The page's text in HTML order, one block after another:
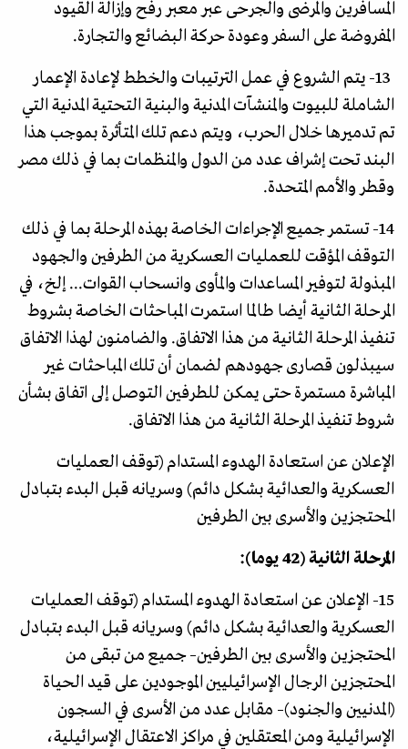
المسافرين والمرضى والجرحى عبر معبر رفح وإزالة القيود
المفروضة على السفر وعودة حركة البضائع والتجارة.
13- يتم الشروع في عمل الترتيبات والخطط لإعادة الإعمار
الشاملة للبيوت والمنشآت المدنية والبنية التحتية المدنية التي
تم تدميرها خلال الحرب، ويتم دعم تلك المتأثرة بموجب هذا
البند تحت إشراف عدد من الدول والمنظمات بما في ذلك مصر
وقطر والأمم المتحدة.
14- تستمر جميع الإجراءات الخاصة بهذه المرحلة بما في ذلك
التوقف المؤقت للعمليات العسكرية من الطرفين والجهود
المبذولة لتوفير المساعدات والمأوى وانسحاب القوات... إلخ، في
المرحلة الثانية أيضا طالما استمرت المباحثات الخاصة بشروط
تنفيذ المرحلة الثانية من هذا الاتفاق. والضامنون لهذا الاتفاق
سيبذلون قصارى جهودهم لضمان أن تلك المباحثات غير
المباشرة مستمرة حتى يمكن للطرفين التوصل إلى اتفاق بشأن
شروط تنفيذ المرحلة الثانية من هذا الاتفاق.
الإعلان عن استعادة الهدوء المستدام (توقف العمليات
العسكرية والعدائية بشكل دائم) وسريانه قبل البدء بتبادل
المحتجزين والأسرى بين الطرفين
المرحلة الثانية (42 يوما):
15- الإعلان عن استعادة الهدوء المستدام (توقف العمليات
العسكرية والعدائية بشكل دائم) وسريانه قبل البدء بتبادل
المحتجزين والأسرى بين الطرفين– جميع من تبقى من
المحتجزين الرجال الإسرائيليين الموجودين على قيد الحياة
(المدنيين والجنود)– مقابل عدد من الأسرى في السجون
الإسرائيلية ومن المعتقلين في مراكز الاعتقال الإسرائيلية،